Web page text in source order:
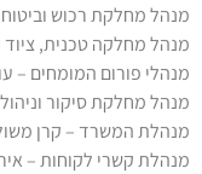
מחלקת רכוש וביטוחי
מחלקה טכנית, ציוד
פורום המומחים –
מחלקת סיקור וניהול
המשרד – קרן משולם.
קשרי לקוחות – איריס